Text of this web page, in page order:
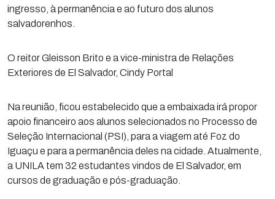
ingresso, à permanência e ao futuro dos alunos
salvadorenhos.
O reitor Gleisson Brito e a vice-ministra de Relações
Exteriores de El Salvador, Cindy Portal
Na reunião, ficou estabelecido que a embaixada irá propor
apoio financeiro aos alunos selecionados no Processo de
Seleção Internacional (PSI), para a viagem até Foz do
Iguaçu e para a permanência deles na cidade. Atualmente,
a UNILA tem 32 estudantes vindos de El Salvador, em
cursos de graduação e pós-graduação.